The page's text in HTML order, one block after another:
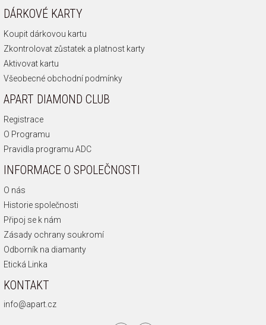
DÁRKOVÉ KARTY
Koupit dárkovou kartu
Zkontrolovat zůstatek a platnost karty
Aktivovat kartu
Všeobecné obchodní podmínky
APART DIAMOND CLUB
Registrace
O Programu
Pravidla programu ADC
INFORMACE O SPOLEČNOSTI
O nás
Historie společnosti
Připoj se k nám
Zásady ochrany soukromí
Odborník na diamanty
Etická Linka
KONTAKT
info@apart.cz